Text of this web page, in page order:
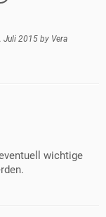
Juli 2015 by Vera
wichtige